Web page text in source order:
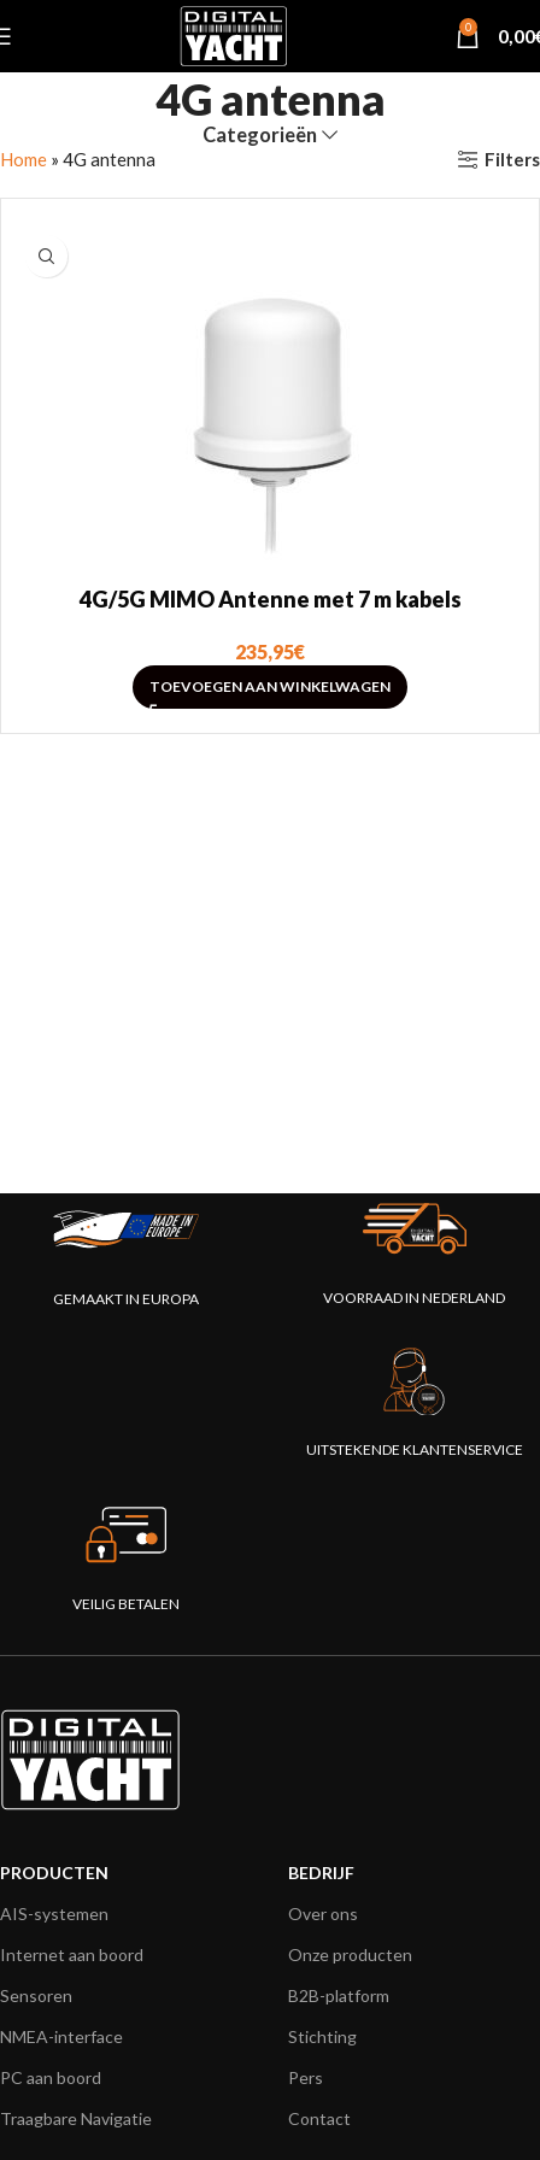
0 0,00
4G antenna
Categorieën
Home » 4G antenna Filters
4G/5G MIMO Antenne met 7 m kabels
235,95€
TOEVOEGEN AAN WINKELWAGEN
GEMAAKT IN EUROPA VOORRAAD IN NEDERLAND
UITSTEKENDE KLANTENSERVICE
VEILIG BETALEN
PRODUCTEN
AIS-systemen
Internet aan boord
Sensoren
NMEA-interface
PC aan boord
Traagbare Navigatie
BEDRIJF
Over ons
Onze producten
B2B-platform
Stichting
Pers
Contact